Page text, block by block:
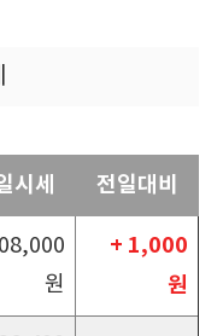
시세 전일대비
원
+ 1,000
원